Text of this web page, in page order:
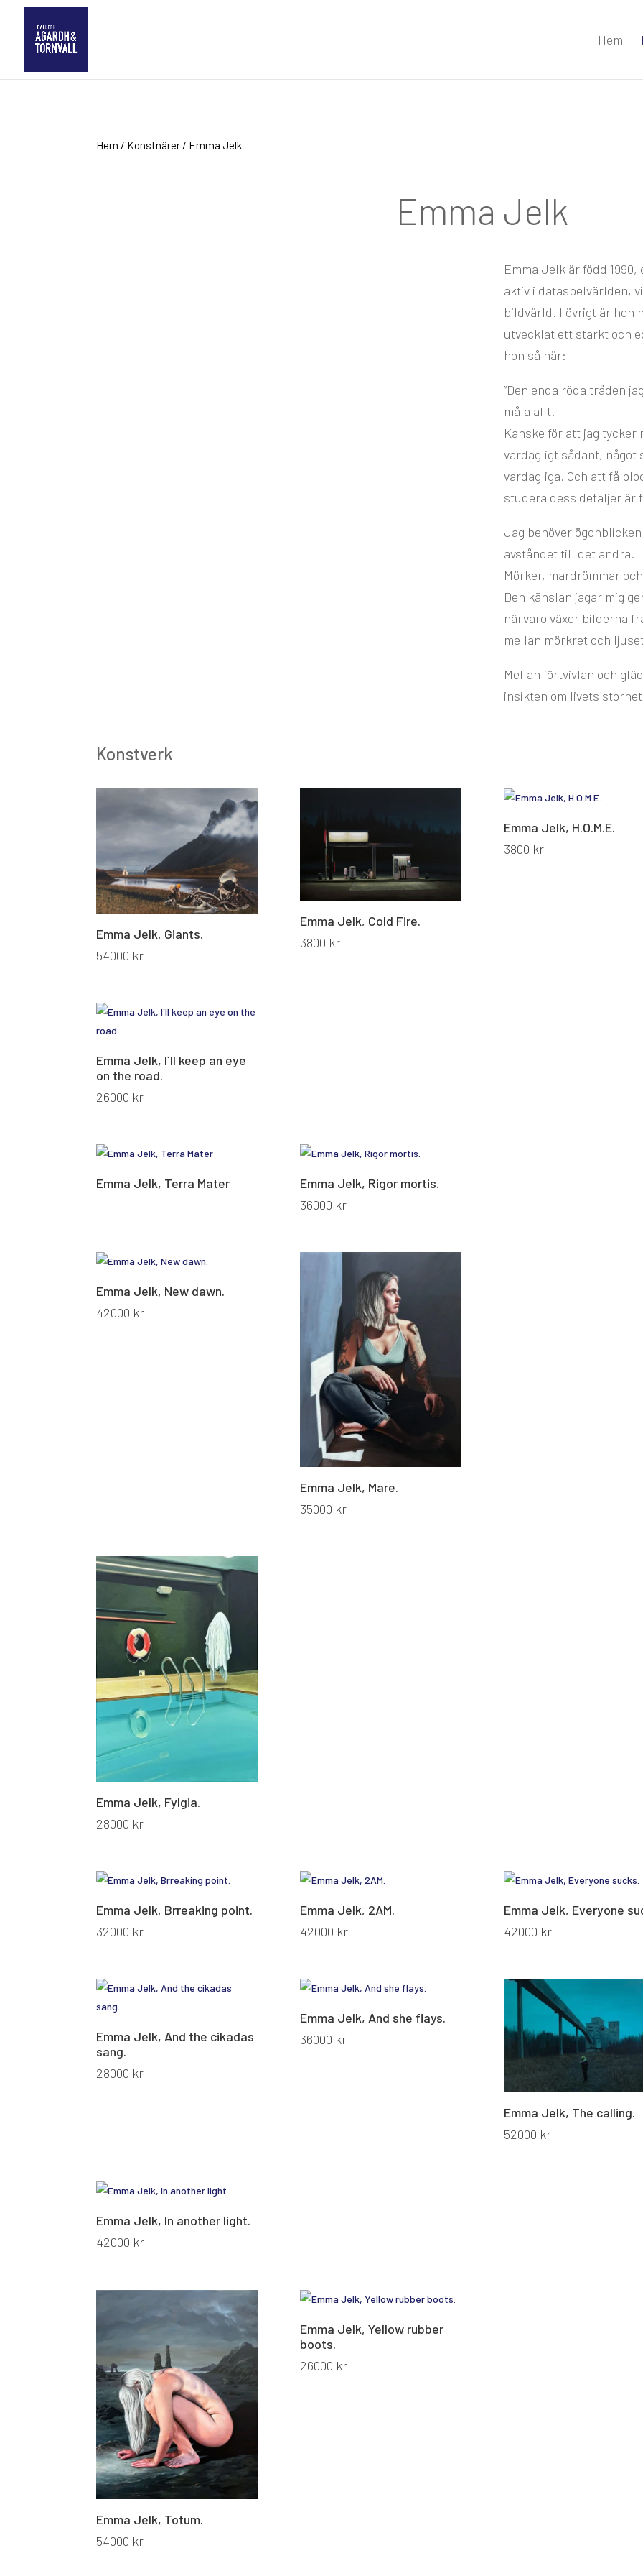
Hem
Hem / Konstnärer/ Emma Jelk
Emma Jelk
Emma Jelk är född
aktiv i dataspelvärlden,
bildvärld. I övrigt är hon
utvecklat ett starkt och
hon så här:
”Den enda röda tråden
måla allt.
Kanske för att jag tycker
vardagligt sådant, något
vardagliga. Och att få
studera dess detaljer är
Jag behöver
avståndet till det andra.
Mörker, mardrömmar
Den känslan jagar mig
närvaro växer bilderna
mellan mörkret och
Mellan förtvivlan och
insikten om livets
Konstverk
Emma Jelk, Giants.
54000 kr
Emma Jelk, Cold Fire.
3800 kr
Emma Jelk, H.O.M.E.
3800 kr
Emma Jelk, I´ll keep an eye
on the road.
26000 kr
Emma Jelk, Terra Mater
Emma Jelk, Rigor mortis.
36000 kr
Emma Jelk, New dawn.
42000 kr
Emma Jelk, Mare.
35000 kr
Emma Jelk, Fylgia.
28000 kr
Emma Jelk, Brreaking point.
32000 kr
Emma Jelk, 2AM.
42000 kr
Emma Jelk, Everyone
42000 kr
Emma Jelk, And the cikadas
sang.
28000 kr
Emma Jelk, And she flays.
36000 kr
Emma Jelk, The calling.
52000 kr
Emma Jelk, In another light.
42000 kr
Emma Jelk, Totum.
54000 kr
Emma Jelk, Yellow rubber
boots.
26000 kr